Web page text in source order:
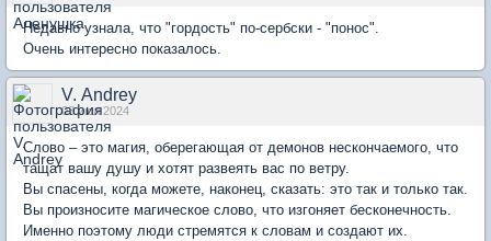
Недавно узнала, что "гордость" по-сербски - "понос".
Очень интересно показалось.
V. Аndrey
03 июл 2024
Слово – это магия, оберегающая от демонов нескончаемого, что
тащат вашу душу и хотят развеять вас по ветру.
Вы спасены, когда можете, наконец, сказать: это так и только так.
Вы произносите магическое слово, что изгоняет бесконечность.
Именно поэтому люди стремятся к словам и создают их.